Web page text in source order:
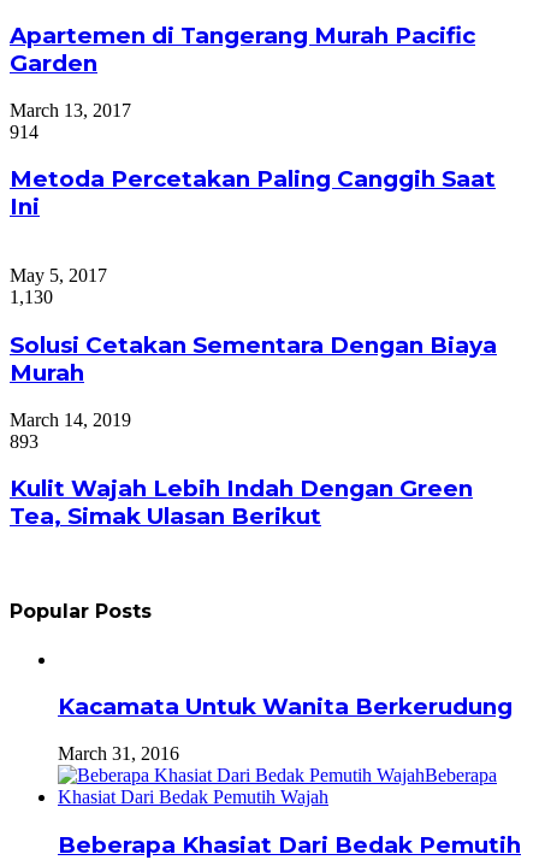
Apartemen di Tangerang Murah Pacific
Garden
March 13, 2017
914
Metoda Percetakan Paling Canggih Saat
Ini
May 5, 2017
1,130
Solusi Cetakan Sementara Dengan Biaya
Murah
March 14, 2019
893
Kulit Wajah Lebih Indah Dengan Green
Tea, Simak Ulasan Berikut
Popular Posts
Kacamata Untuk Wanita Berkerudung
March 31, 2016
Beberapa Khasiat Dari Bedak Pemutih